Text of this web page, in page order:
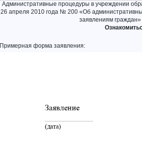
Административные процедуры в учреждении
26 апреля 2010 года № 200 «Об
заявлениям
Примерная форма заявления: